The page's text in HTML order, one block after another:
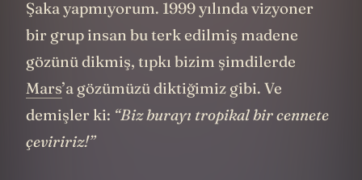
Şaka yapmıyorum. 1999 yılında vizyoner
bir grup insan bu terk edilmiş madene
gözünü dikmiş, tıpkı bizim şimdilerde
Mars’a gözümüzü diktiğimiz gibi. Ve
demişler ki: